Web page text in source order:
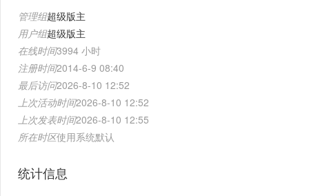
管理组超级版主
用户组超级版主
在线时间3994 小时
注册时间2014-6-9 08:40
最后访问2026-8-10 12:52
上次活动时间2026-8-10 12:52
上次发表时间2026-8-10 12:55
所在时区使用系统默认
统计信息